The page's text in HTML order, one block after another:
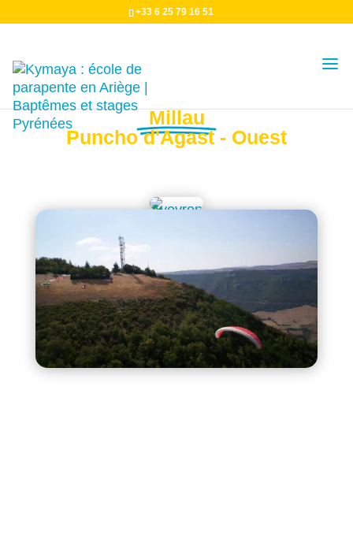
+33 6 25 79 16 51
Décollage
Millau
Puncho d'Agast - Ouest